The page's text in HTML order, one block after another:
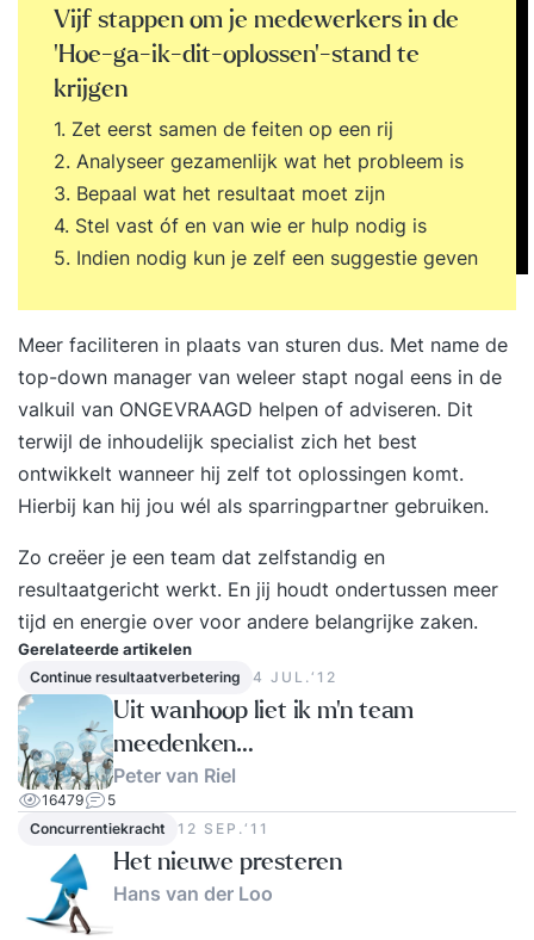
Vijf stappen om je medewerkers in de
‘Hoe-ga-ik-dit-oplossen’-stand te
krijgen
1. Zet eerst samen de feiten op een rij
2. Analyseer gezamenlijk wat het probleem is
3. Bepaal wat het resultaat moet zijn
4. Stel vast óf en van wie er hulp nodig is
5. Indien nodig kun je zelf een suggestie geven
Meer faciliteren in plaats van sturen dus. Met name de
top-down manager van weleer stapt nogal eens in de
valkuil van ONGEVRAAGD helpen of adviseren. Dit
terwijl de inhoudelijk specialist zich het best
ontwikkelt wanneer hij zelf tot oplossingen komt.
Hierbij kan hij jou wél als sparringpartner gebruiken.
Zo creëer je een team dat zelfstandig en
resultaatgericht werkt. En jij houdt ondertussen meer
tijd en energie over voor andere belangrijke zaken.
Gerelateerde artikelen
Continue resultaatverbetering 4 JUL.‘12
Uit wanhoop liet ik m’n team
meedenken…
Peter van Riel
16479
5
Concurrentiekracht
12 SEP.‘11
Het nieuwe presteren
Hans van der Loo